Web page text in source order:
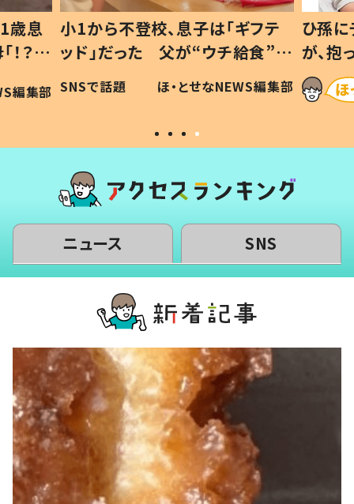
歳息
？」
編集部
小1から不登校、息子は「ギフテ
ッド」だった 父が“ウチ給食”を
作り続ける理由とは #令和の親
#令和の子
SNSで話題 ほ・とせなNEWS編集部
ひ孫
が、
「涙が
い」
ニュース SNS